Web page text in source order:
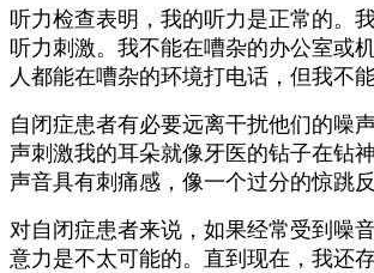
听力检查表明，我的听力是正常的。
听力刺激。我不能在嘈杂的办公室或
人都能在嘈杂的环境打电话，但我不能
自闭症患者有必要远离干扰他们的噪
声刺激我的耳朵就像牙医的钻子在钻
声音具有刺痛感，像一个过分的惊跳
对自闭症患者来说，如果经常受到噪
意力是不太可能的。直到现在，我还